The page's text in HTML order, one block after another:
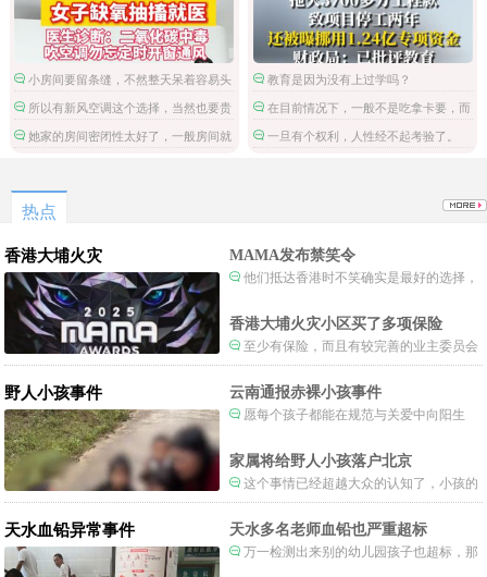
小房间要留条缝，不然整天呆着容易头
昏脑胀，精神不振，缺氧。
所以有新风空调这个选择，当然也要贵
一些。
她家的房间密闭性太好了，一般房间就
教育是因为没有上过学吗？
在目前情况下，一般不是吃拿卡要，而
是这笔钱被财政挪用了。
一旦有个权利，人性经不起考验了。
热点
香港大埔火灾 MAMA发布禁笑令
他们抵达香港时不笑确实是最好的选择，
一种保护吧。
香港大埔火灾小区买了多项保险
至少有保险，而且有较完善的业主委员会
制度。
野人小孩事件 云南通报赤裸小孩事件
愿每个孩子都能在规范与关爱中向阳生
家属将给野人小孩落户北京
这个事情已经超越大众的认知了，小孩的
形体和状态已经畸形了，得尽快送医。
天水血铅异常事件 天水多名老师血铅也严重超标
万一检测出来别的幼儿园孩子也超标，那